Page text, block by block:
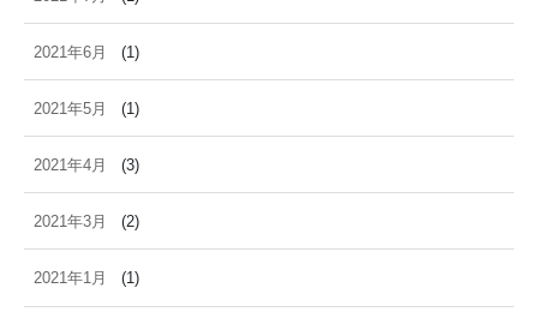
2021年6月 (1)
2021年5月 (1)
2021年4月 (3)
2021年3月 (2)
2021年1月 (1)